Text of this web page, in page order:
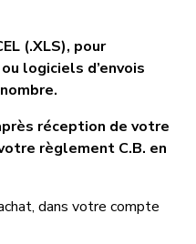
(.XLS), pour
logiciels d’envois
réception de votre
règlement C.B. en
dans votre compte